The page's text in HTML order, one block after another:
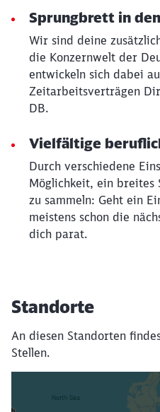
Sprungbrett in
Wir sind deine
die Konzernwelt der
entwickeln sich dabei
Zeitarbeitsverträgen
DB.
Vielfältige
Durch verschiedene
Möglichkeit, ein breites
zu sammeln: Geht ein
meistens schon die
dich parat.
Standorte
An diesen Standorten
Stellen.